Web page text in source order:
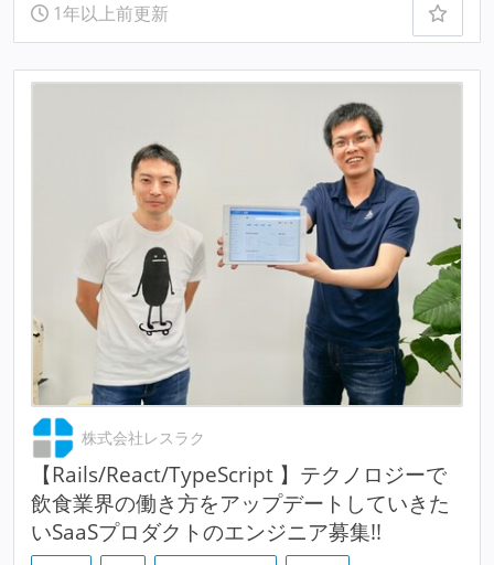
1年以上前更新
株式会社レスラク
【Rails/React/TypeScript 】テクノロジーで
飲食業界の働き方をアップデートしていきた
いSaaSプロダクトのエンジニア募集!!